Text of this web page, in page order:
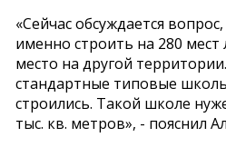
«Сейчас обсуждается
именно строить на 280
место на другой
стандартные типовые
строились. Такой школе
тыс. кв. метров», - пояснил